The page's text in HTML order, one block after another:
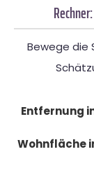
Bewege die
Entfernung
Wohnfläche